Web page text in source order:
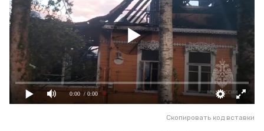
0:00 / 0:00
Скопировать код вставки